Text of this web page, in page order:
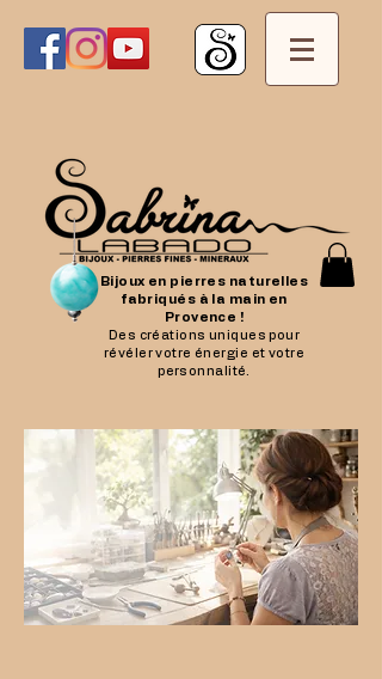
Bijoux en pierres naturelles
fabriqués à la main en
Provence !
Des créations uniques pour
révéler votre énergie et votre
personnalité.